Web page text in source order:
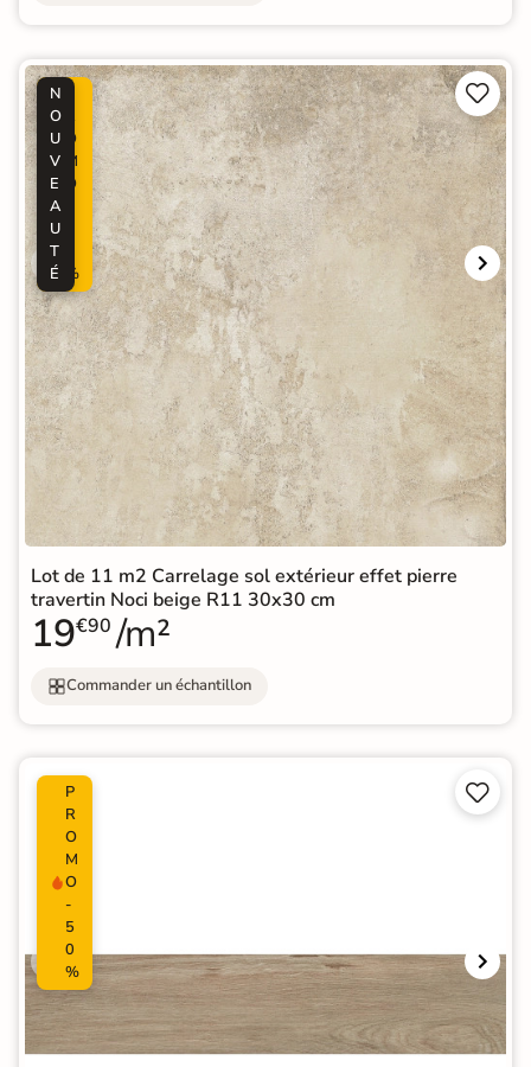
R
O
M
O
%
N
O
U
V
E
A
U
T
É


Lot de 11 m2 Carrelage sol extérieur effet pierre
travertin Noci beige R11 30x30 cm
19€90 /m²
Commander un échantillon
P
R
O
M
O
-
5
0
%

